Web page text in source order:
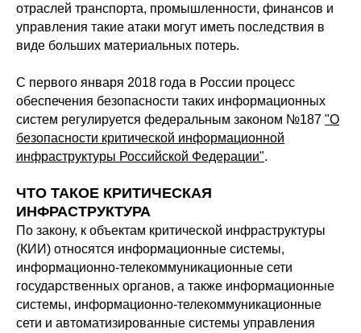
отраслей транспорта, промышленности, финансов и
управления такие атаки могут иметь последствия в
виде больших материальных потерь.
С первого января 2018 года в России процесс
обеспечения безопасности таких информационных
систем регулируется федеральным законом №187 "О
безопасности критической информационной
инфраструктуры Российской Федерации".
ЧТО ТАКОЕ КРИТИЧЕСКАЯ
ИНФРАСТРУКТУРА
По закону, к объектам критической инфраструктуры
(КИИ) относятся информационные системы,
информационно-телекоммуникационные сети
государственных органов, а также информационные
системы, информационно-телекоммуникационные
сети и автоматизированные системы управления